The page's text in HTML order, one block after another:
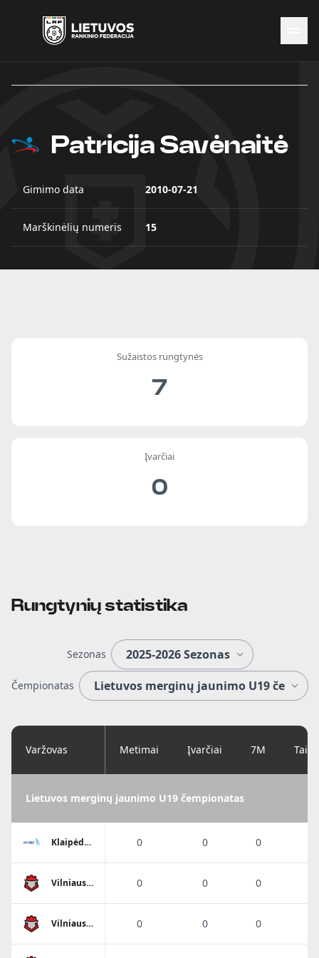
Naujienos
Čempionatai
KontaktaiPatricija Savėnaitė
Gimimo data 2010-07-21
Marškinėlių numeris 15
Sužaistos rungtynės
7
Įvarčiai
0
Rungtynių statistika
Sezonas
Čempionatas
Varžovas Metimai Įvarčiai 7M
Lietuvos merginų jaunimo U19 čempionatas
Klaipėdos
SC
0 0 0
Vilniaus
Sostinės
0 0 0
Vilniaus
Sostinės
0 0 0